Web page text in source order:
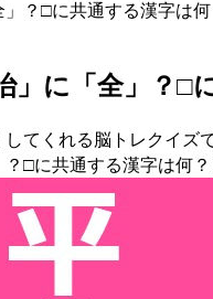
」？□に共通する漢字は何
」に「全」？□
てくれる脳トレクイズで
？□に共通する漢字は何